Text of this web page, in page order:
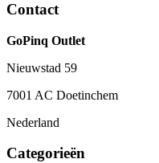
Contact
GoPinq Outlet
Nieuwstad 59
7001 AC Doetinchem
Nederland
Categorieën